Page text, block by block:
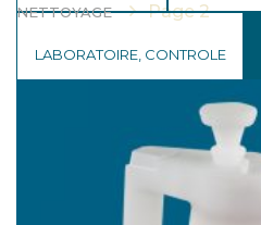
LABORATOIRE, CONTROLE
NETTOYAGE
Page 2